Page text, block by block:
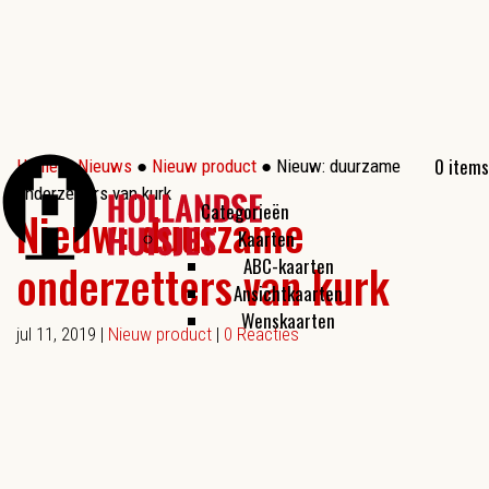
0 items
Categorieën
Kaarten
ABC-kaarten
Ansichtkaarten
Wenskaarten
Home●Nieuws ● Nieuw product ● Nieuw: duurzame
onderzetters van kurk
Nieuw: duurzame
onderzetters van kurk
jul 11, 2019 | Nieuw product | 0 Reacties